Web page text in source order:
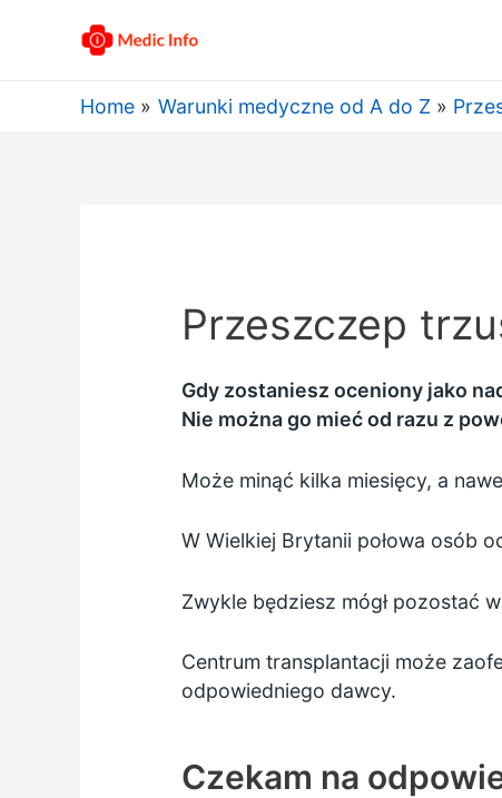
Home Warunki medyczne od A do Z
Przeszczep
Gdy zostaniesz oceniony jako
Nie można go mieć od razu z
Może minąć kilka miesięcy, a
W Wielkiej Brytanii połowa osób
Zwykle będziesz mógł pozostać
Centrum transplantacji może
odpowiedniego dawcy.
Czekam na